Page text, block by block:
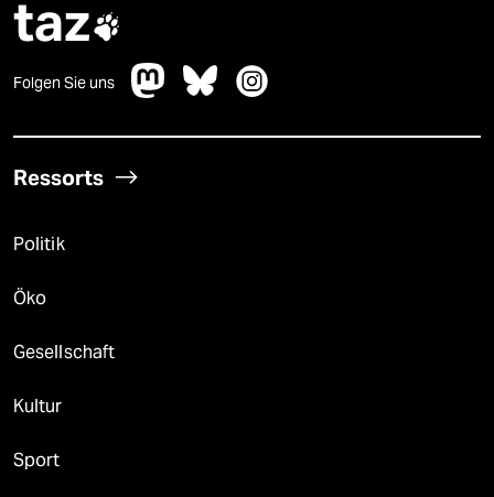
taz
Folgen Sie uns
Ressorts
Politik
Öko
Gesellschaft
Kultur
Sport